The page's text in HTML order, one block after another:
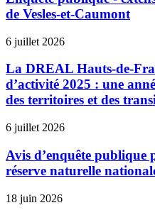
de Vesles-et-Caumont
6 juillet 2026
La DREAL Hauts-de-
d’activité 2025 : une
des territoires et des
6 juillet 2026
Avis d’enquête publique
réserve naturelle
18 juin 2026